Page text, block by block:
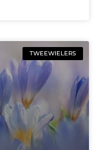
TWEEWIELERS